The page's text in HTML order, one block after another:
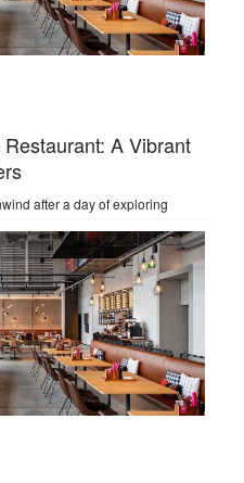
A Vibrant
after a day of exploring